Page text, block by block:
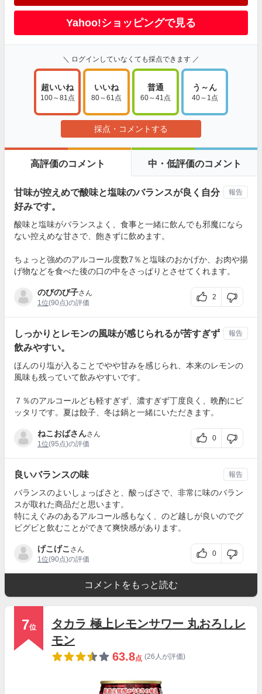
Yahoo!ショッピングで見る
＼ ログインしていなくても採点できます ／
超いいね
100～81点
いいね
80～61点
普通
60～41点
う～ん
40～1点
採点・コメントする
高評価のコメント 中・低評価のコメント
甘味が控えめで酸味と塩味のバランスが良く自分
好みです。
酸味と塩味がバランスよく、食事と一緒に飲んでも邪魔になら
ない控えめな甘さで、飽きずに飲めます。
ちょっと強めのアルコール度数7％と塩味のおかげか、お肉や揚
げ物などを食べた後の口の中をさっぱりとさせてくれます。
のびのび子さん
1位(90点)の評価
2
報告
しっかりとレモンの風味が感じられるが苦すぎず
飲みやすい。
ほんのり塩が入ることでやや甘みを感じられ、本来のレモンの
風味も残っていて飲みやすいです。
７％のアルコールども軽すぎず、濃すぎず丁度良く、晩酌にピ
ッタリです。夏は餃子、冬は鍋と一緒にいただきます。
ねこおばさんさん
1位(95点)の評価
0
報告
良いバランスの味
バランスのよいしょっぱさと、酸っぱさで、非常に味のバラン
スが取れた商品だと思います。
特にえぐみのあるアルコール感もなく、のど越しが良いのでグ
ビグビと飲むことができて爽快感があります。
げこげこ さん
1位(90点)の評価
0
報告
コメントをもっと読む
7位
タカラ 極上レモンサワー 丸おろしレ
モン
63.8点 (26人が評価)